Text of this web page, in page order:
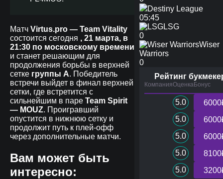
Матч Virtus.pro — Team Vitality
состоится сегодня , 21 марта, в
21:30 по московскому времени
и станет решающим для
продолжения борьбы в верхней
сетке группы A. Победитель
встречи выйдет в финал верхней
сетки, где встретится с
сильнейшим в паре Team Spirit
— MOUZ. Проигравший
опустится в нижнюю сетку и
продолжит путь к плей-офф
через дополнительные матчи.
Вам может быть
интересно:
Destiny League
05:45
LSG
0
Wiser
Warriors
0
Рейтинг
КомпанияОценкаБонус
5.0
5.0
5.0
5.0
5.0